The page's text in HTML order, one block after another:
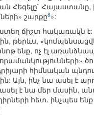
Հեգելը`
շարքը8»:
ճիշտ հակառակն
թերևս,
ենք, ոչ էլ
հիմնական
Այն, ինչ նա ասել է
է նա մեր մասին,
հետ. ինչպես